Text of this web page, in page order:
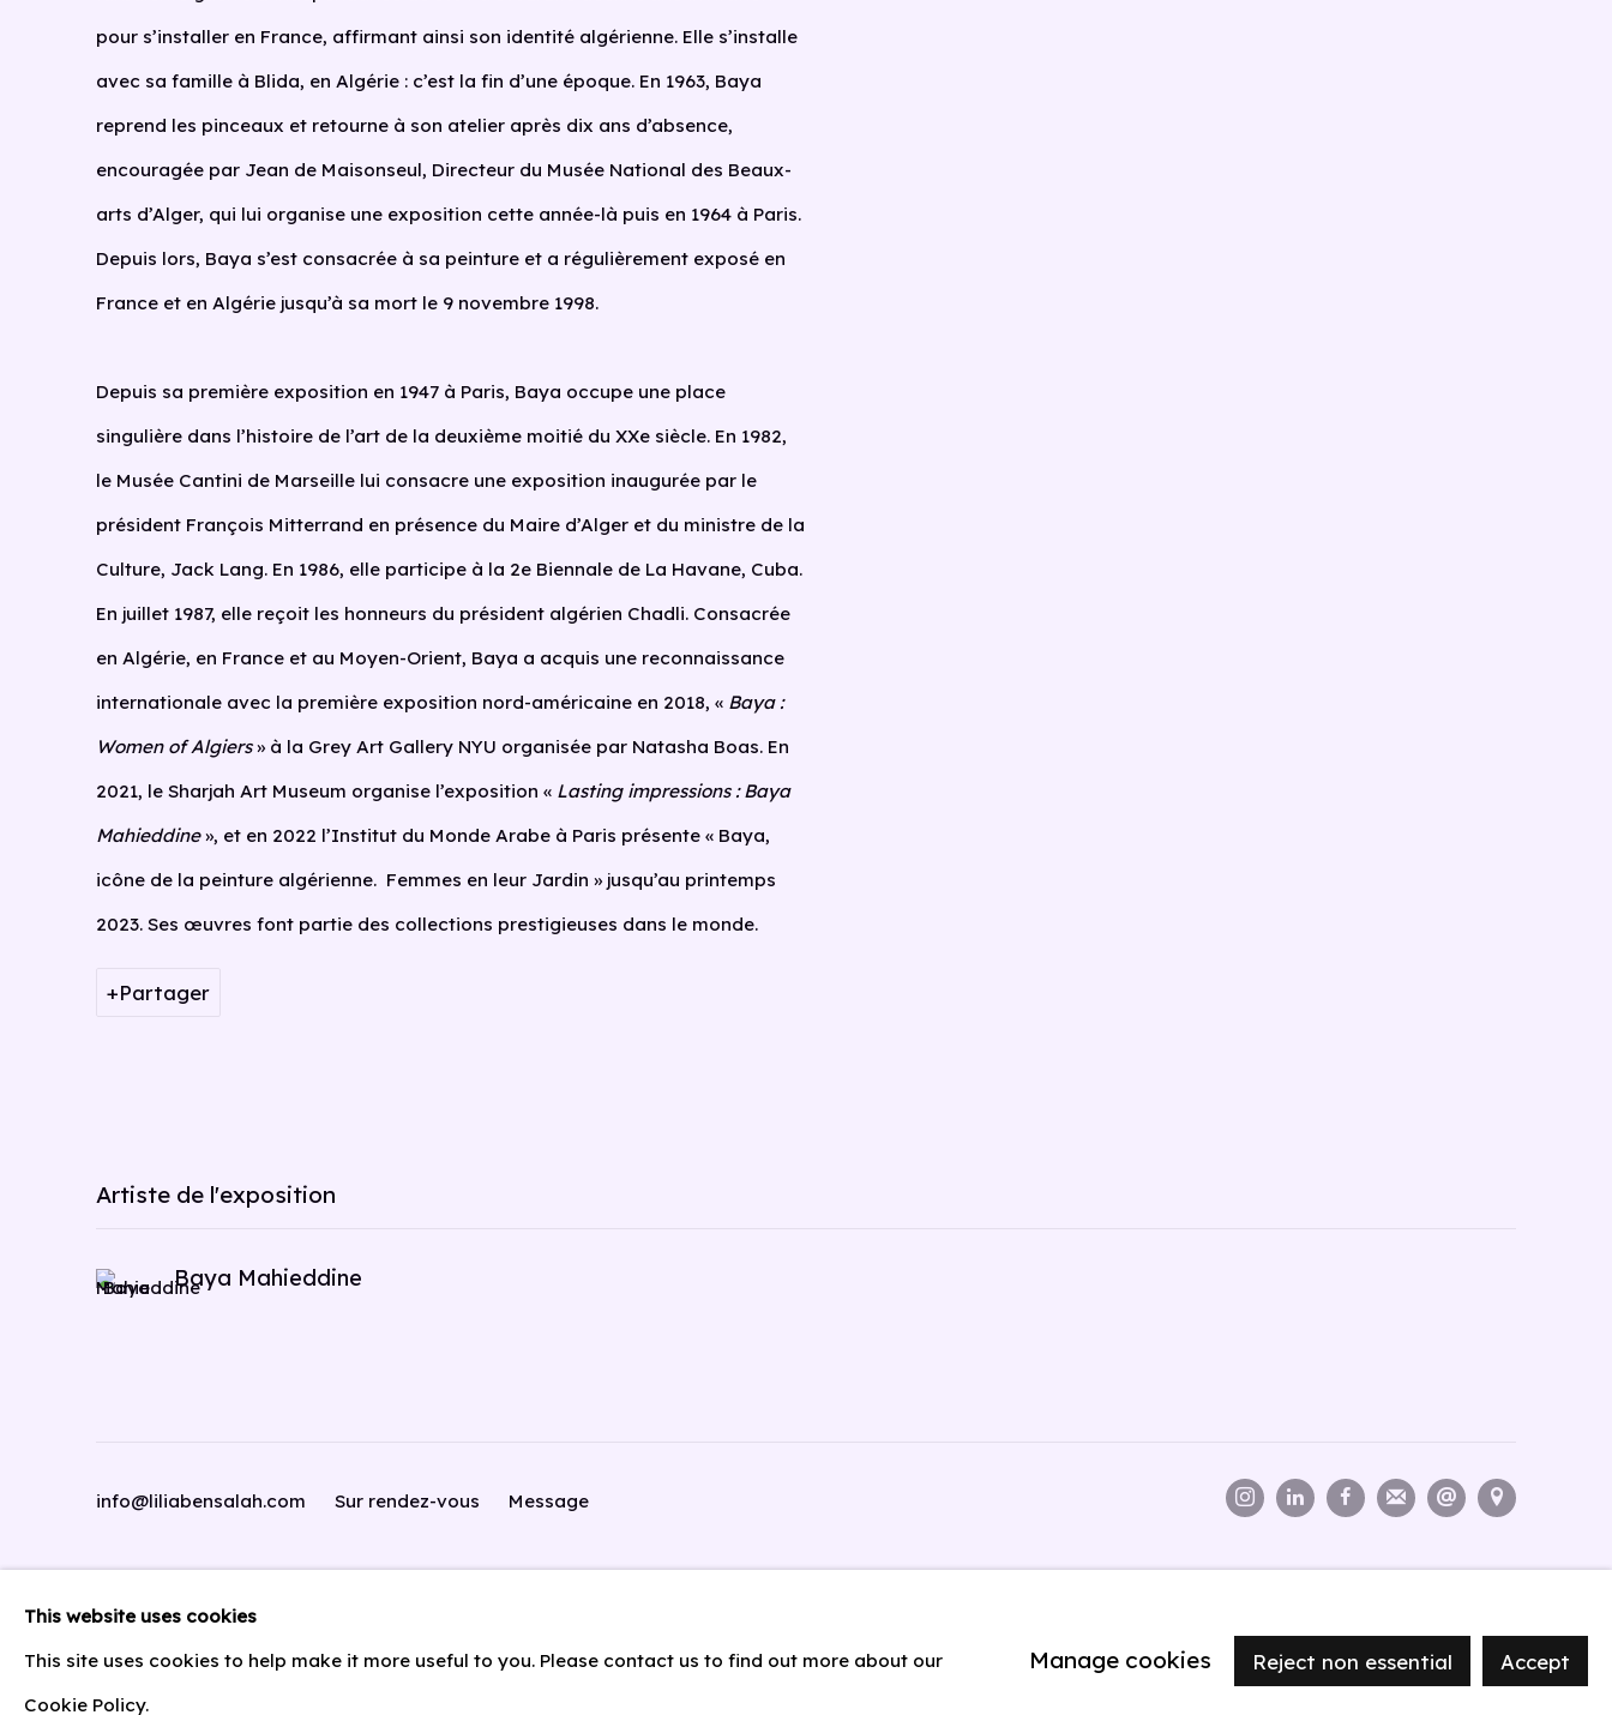
pour s’installer en France, affirmant ainsi son identité algérienne. Elle s’installe
avec sa famille à Blida, en Algérie : c’est la fin d’une époque. En 1963, Baya
reprend les pinceaux et retourne à son atelier après dix ans d’absence,
encouragée par Jean de Maisonseul, Directeur du Musée National des Beaux-
arts d’Alger, qui lui organise une exposition cette année-là puis en 1964 à Paris.
Depuis lors, Baya s’est consacrée à sa peinture et a régulièrement exposé en
France et en Algérie jusqu’à sa mort le 9 novembre 1998.
Depuis sa première exposition en 1947 à Paris, Baya occupe une place
singulière dans l’histoire de l’art de la deuxième moitié du XXe siècle. En 1982,
le Musée Cantini de Marseille lui consacre une exposition inaugurée par le
président François Mitterrand en présence du Maire d’Alger et du ministre de la
Culture, Jack Lang. En 1986, elle participe à la 2e Biennale de La Havane, Cuba.
En juillet 1987, elle reçoit les honneurs du président algérien Chadli. Consacrée
en Algérie, en France et au Moyen-Orient, Baya a acquis une reconnaissance
internationale avec la première exposition nord-américaine en 2018, « Baya :
Women of Algiers» à la Grey Art Gallery NYU organisée par Natasha Boas. En
2021, le Sharjah Art Museum organise l’exposition « Lasting impressions : Baya
Mahieddine», et en 2022 l’Institut du Monde Arabe à Paris présente « Baya,
icône de la peinture algérienne. Femmes en leur Jardin » jusqu’au printemps
2023. Ses œuvres font partie des collections prestigieuses dans le monde.
Partager
Artiste de l'exposition
Baya Mahieddine
info@liliabensalah.com Sur rendez-vous Message
This website uses cookies
This site uses cookies to help make it more useful to you. Please contact us to find out more about our
Cookie Policy.
Manage cookies Reject non essential Accept